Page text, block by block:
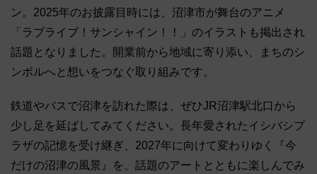
ン。2025年のお披露目時には、沼津市が舞台のアニメ
「ラブライブ！サンシャイン！！」のイラストも掲出され
話題となりました。開業前から地域に寄り添い、まちのシ
ンボルへと想いをつなぐ取り組みです。
鉄道やバスで沼津を訪れた際は、ぜひJR沼津駅北口から
少し足を延ばしてみてください。長年愛されたイシバシプ
ラザの記憶を受け継ぎ、2027年に向けて変わりゆく『今
だけの沼津の風景』を、話題のアートとともに楽しんでみ